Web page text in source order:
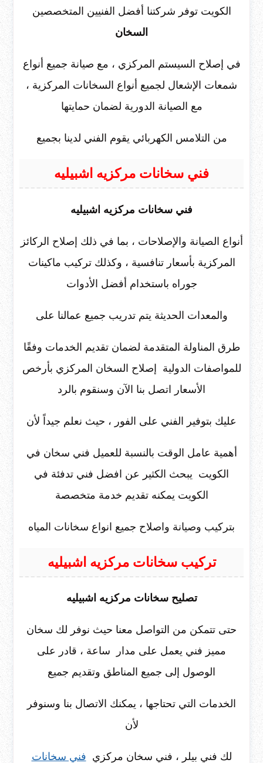
الكويت توفر شركتنا أفضل الفنيين المتخصصين
السخان
في إصلاح السيستم المركزي ، مع صيانة جميع أنواع
شمعات الإشعال لجميع أنواع السخانات المركزية ،
مع الصيانة الدورية لضمان حمايتها
من التلامس الكهربائي يقوم الفني لدينا بجميع
فني سخانات مركزيه اشبيليه
فني سخانات مركزيه اشبيليه
أنواع الصيانة والإصلاحات ، بما في ذلك إصلاح الركائز
المركزية بأسعار تنافسية ، وكذلك تركيب ماكينات
جوراه باستخدام أفضل الأدوات
والمعدات الحديثة يتم تدريب جميع عمالنا على
طرق المناولة المتقدمة لضمان تقديم الخدمات وفقًا
للمواصفات الدولية إصلاح السخان المركزي بأرخص
الأسعار اتصل بنا الآن وسنقوم بالرد
عليك بتوفير الفني على الفور ، حيث نعلم جيداً لأن
أهمية عامل الوقت بالنسبة للعميل فني سخان في
الكويت يبحث الكثير عن افضل فني تدفئة في
الكويت يمكنه تقديم خدمة متخصصة
بتركيب وصيانة واصلاح جميع انواع سخانات المياه
تركيب سخانات مركزيه اشبيليه
تصليح سخانات مركزيه اشبيليه
حتى تتمكن من التواصل معنا حيث نوفر لك سخان
مميز فني يعمل على مدار ساعة ، قادر على
الوصول إلى جميع المناطق وتقديم جميع
الخدمات التي تحتاجها ، يمكنك الاتصال بنا وسنوفر
لأن
لك فني بيلر ، فني سخان مركزي فني سخانات